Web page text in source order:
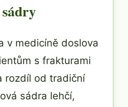
v medicíně doslova
s frakturami
rozdíl od tradiční
sádra lehčí,